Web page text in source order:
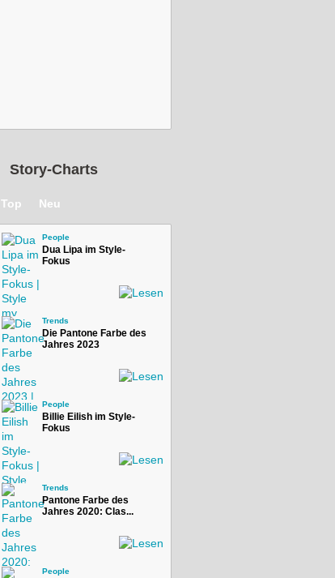
Story-Charts
Top Neu
People
Dua Lipa im Style-
Fokus
Trends
Die Pantone Farbe des
Jahres 2023
People
Billie Eilish im Style-
Fokus
Trends
Pantone Farbe des
Jahres 2020: Clas...
People